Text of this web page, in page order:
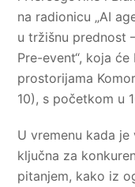
na radionicu „AI
u tržišnu prednost
Pre-event“, koja
prostorijama
10), s početkom u
U vremenu kada
ključna za
pitanjem, kako iz